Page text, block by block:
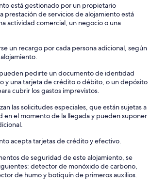
está gestionado por un propietario
prestación de servicios de alojamiento está
actividad comercial, un negocio o una
un recargo por cada persona adicional, según
pedirte un documento de identidad
y una tarjeta de crédito o débito, o un depósito
cubrir los gastos imprevistos.
las solicitudes especiales, que están sujetas a
en el momento de la llegada y pueden suponer
acepta tarjetas de crédito y efectivo.
de seguridad de este alojamiento, se
detector de monóxido de carbono,
de humo y botiquín de primeros auxilios.